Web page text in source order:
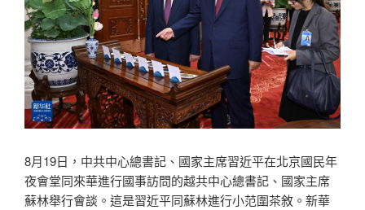
8月19日，中共中心總書記、國家主席習近平在北京國民年
夜會堂同來華進行國事訪問的越共中心總書記、國家主席
蘇林舉行會談。這是習近平同蘇林進行小范圍茶敘。新華